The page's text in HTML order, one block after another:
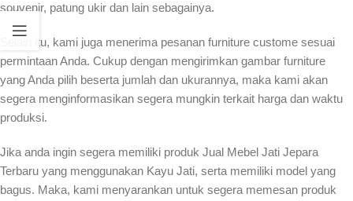
souvenir, patung ukir dan lain sebagainya.
Selain itu, kami juga menerima pesanan furniture custome sesuai
permintaan Anda. Cukup dengan mengirimkan gambar furniture
yang Anda pilih beserta jumlah dan ukurannya, maka kami akan
segera menginformasikan segera mungkin terkait harga dan waktu
produksi.
Jika anda ingin segera memiliki produk Jual Mebel Jati Jepara
Terbaru yang menggunakan Kayu Jati, serta memiliki model yang
bagus. Maka, kami menyarankan untuk segera memesan produk